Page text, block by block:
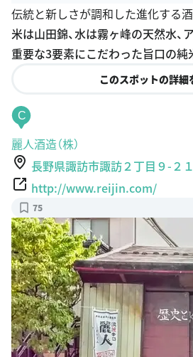
20206/187168
伝統と新しさが調和した進化する
米は山田錦、水は霧ヶ峰の天然水、
重要な3要素にこだわった旨口の純
このスポットの詳細
C
麗人酒造（株）
長野県諏訪市諏訪２丁目９-２１
http://www.reijin.com/
75